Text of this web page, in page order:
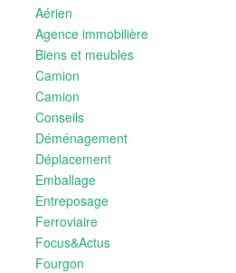
Aérien
Agence immobilière
Biens et meubles
Camion
Camion
Conseils
Déménagement
Déplacement
Emballage
Entreposage
Ferroviaire
Focus&Actus
Fourgon